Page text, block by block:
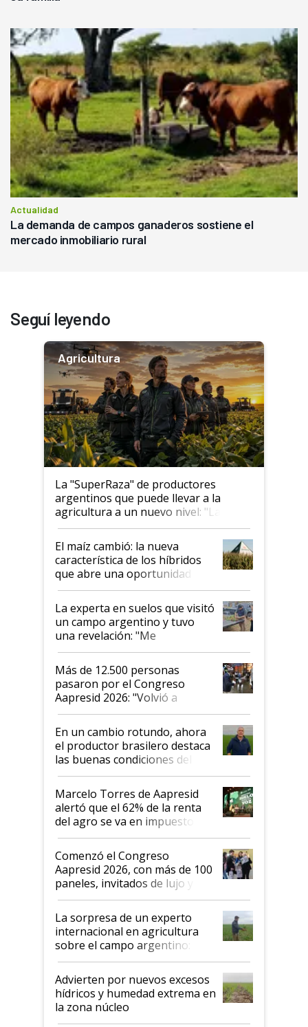
Actualidad
La demanda de campos ganaderos sostiene el
mercado inmobiliario rural
Seguí leyendo
Agricultura
La "SuperRaza" de productores
argentinos que puede llevar a la
agricultura a un nuevo nivel: "Las
posibilidades de crecimiento son
infinitas"
El maíz cambió: la nueva
característica de los híbridos
que abre una oportunidad en
el lote
La experta en suelos que visitó
un campo argentino y tuvo
una revelación: "Me
impresionó mucho"
Más de 12.500 personas
pasaron por el Congreso
Aapresid 2026: "Volvió a
demostrar que hablar del
suelo es hablar de todo el
sistema productivo"
En un cambio rotundo, ahora
el productor brasilero destaca
las buenas condiciones del
agro argentino para invertir:
"Los veo más motivados"
Marcelo Torres de Aapresid
alertó que el 62% de la renta
del agro se va en impuestos:
"No es bueno que en
Argentina se sigan discutiendo
las mismas cosas de hace 50
años"
Comenzó el Congreso
Aapresid 2026, con más de 100
paneles, invitados de lujo y
todas las tendencias
La sorpresa de un experto
internacional en agricultura
sobre el campo argentino:
"Estoy muy impresionado"
Advierten por nuevos excesos
hídricos y humedad extrema en
la zona núcleo